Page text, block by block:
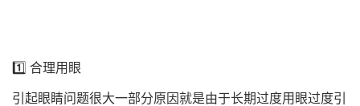
1️⃣ 合理用眼
引起眼睛问题很大一部分原因就是由于长期过度用眼过度引